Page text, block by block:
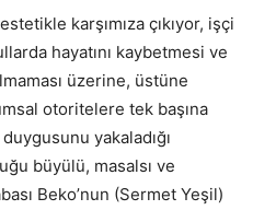
karşımıza çıkıyor, işçi
hayatını kaybetmesi ve
üzerine, üstüne
otoritelere tek başına
yakaladığı
büyülü, masalsı ve
Beko’nun (Sermet Yeşil)